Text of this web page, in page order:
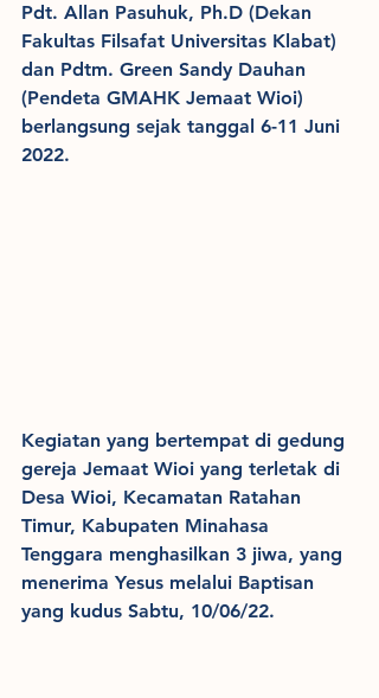
Pdt. Allan Pasuhuk, Ph.D (Dekan
Fakultas Filsafat Universitas Klabat)
dan Pdtm. Green Sandy Dauhan
(Pendeta GMAHK Jemaat Wioi)
berlangsung sejak tanggal 6-11 Juni
2022.
Kegiatan yang bertempat di gedung
gereja Jemaat Wioi yang terletak di
Desa Wioi, Kecamatan Ratahan
Timur, Kabupaten Minahasa
Tenggara menghasilkan 3 jiwa, yang
menerima Yesus melalui Baptisan
yang kudus Sabtu, 10/06/22.